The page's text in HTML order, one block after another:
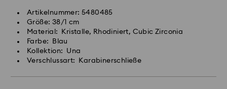
Artikelnummer: 5480485
Größe: 38/1 cm
Material: Kristalle, Rhodiniert, Cubic Zirconia
Farbe: Blau
Kollektion: Una
Verschlussart: Karabinerschließe